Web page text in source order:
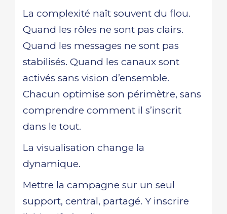
La complexité naît souvent du flou.
Quand les rôles ne sont pas clairs.
Quand les messages ne sont pas
stabilisés. Quand les canaux sont
activés sans vision d’ensemble.
Chacun optimise son périmètre, sans
comprendre comment il s’inscrit
dans le tout.
La visualisation change la
dynamique.
Mettre la campagne sur un seul
support, central, partagé. Y inscrire